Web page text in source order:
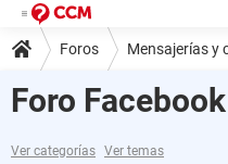
Foros Mensajerías y
Foro Facebook
Ver categorías Ver temas